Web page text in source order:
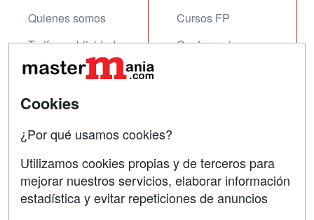
Quienes somos
Tarifas publicidad
Acceso Usuarios
Acceso Centros
Cursos FP
Conferencias
Contactar
Confidencialidad
Aviso legal
Cookies
¿Por qué usamos cookies?
Utilizamos cookies propias y de terceros para
mejorar nuestros servicios, elaborar información
estadística y evitar repeticiones de anuncios